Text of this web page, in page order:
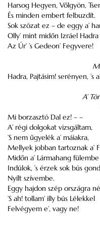
Harsog Hegyen, Vőlgyön,
És minden embert felbuzdít.
Sok szózat ez – de eggy a’
Olly’ mint midőn Izráel
Az Úr’ ’s Gedeon’ Fegyvere!
Hadra, Pajtásim! serényen, ’s
A’
Mi borzasztó Dal ez! – –
A’ régi dolgokat vizsgáltam,
’S nem űgyelék a’ máiakra,
Mellyek jobban tartoznak a’
Midőn a’ Lármahang
Indúlok, ’s érzek sok bús
Nyílt szívembe.
Eggy hajdon szép országra
’S ah! tollam’ illy bús Lélekkel
Felvégyem e’, vagy ne!